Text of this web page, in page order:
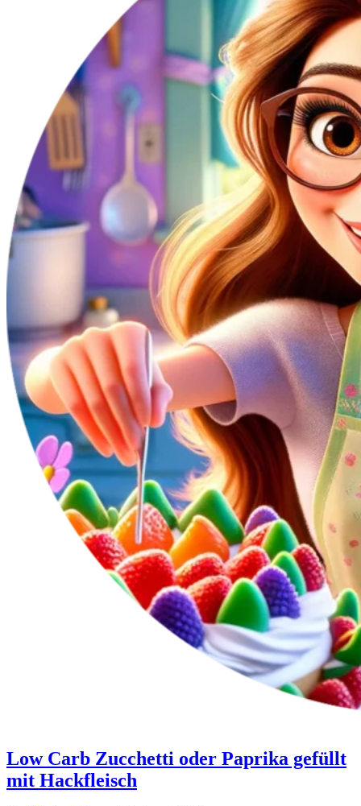
Low Carb Zucchetti oder Paprika gefüllt
mit Hackfleisch